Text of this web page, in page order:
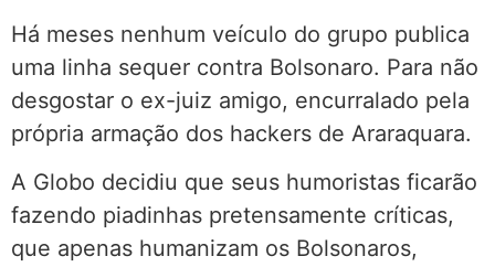
Há meses nenhum veículo do grupo publica
uma linha sequer contra Bolsonaro. Para não
desgostar o ex-juiz amigo, encurralado pela
própria armação dos hackers de Araraquara.
A Globo decidiu que seus humoristas ficarão
fazendo piadinhas pretensamente críticas,
que apenas humanizam os Bolsonaros,